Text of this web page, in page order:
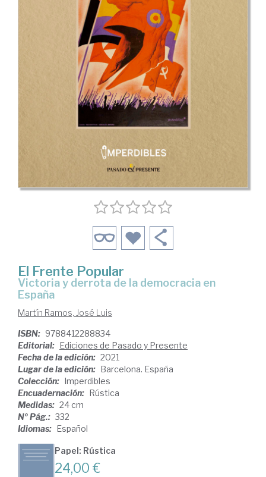
El Frente Popular
victoria y derrota de la democracia en
España
Martín Ramos, José Luis
ISBN: 9788412288834
Editorial: Ediciones de Pasado y Presente
Fecha de la edición: 2021
Lugar de la edición: Barcelona. España
Colección: Imperdibles
Encuadernación: Rústica
Medidas: 24 cm
Nº Pág.: 332
Idiomas: Español
Papel: Rústica
24,00 €